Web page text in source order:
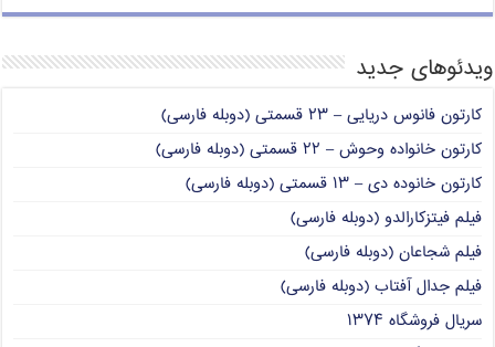
ویدئوهای جدید
کارتون فانوس دریایی – ۲۳ قسمتی (دوبله فارسی)
کارتون خانواده وحوش – ۲۲ قسمتی (دوبله فارسی)
کارتون خانوده دی – ۱۳ قسمتی (دوبله فارسی)
فیلم فیتزکارالدو (دوبله فارسی)
فیلم شجاعان (دوبله فارسی)
فیلم جدال آفتاب (دوبله فارسی)
سریال فروشگاه ۱۳۷۴